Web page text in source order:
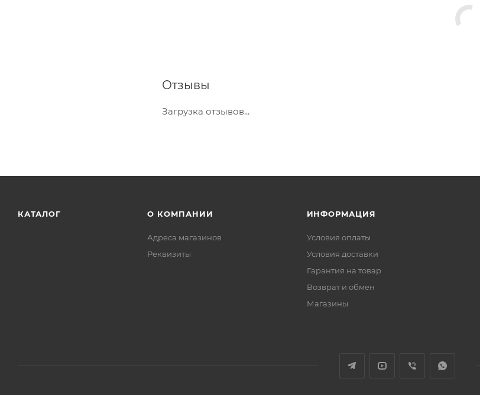
Отзывы
Загрузка отзывов...
КАТАЛОГ О КОМПАНИИ
Адреса магазинов
Реквизиты
ИНФОРМАЦИЯ
Условия оплаты
Условия доставки
Гарантия на товар
Возврат и обмен
Магазины